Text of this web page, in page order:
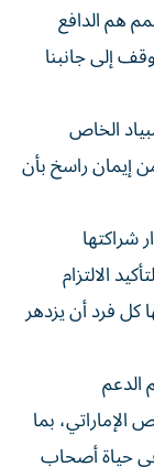
هم الدافع
إلى جانبنا
الخاص
تنبثق من إيمان راسخ بأن
شراكتها
الالتزام
كل فرد أن يزدهر
الدعم
الإماراتي، بما
في حياة أصحاب